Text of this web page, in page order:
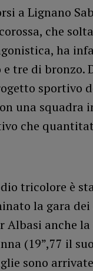
a Lignano
che
ha
e tre di bronzo.
sportivo
una squadra
che
tricolore è
la gara dei
Albasi anche
(19”,77 il
sono